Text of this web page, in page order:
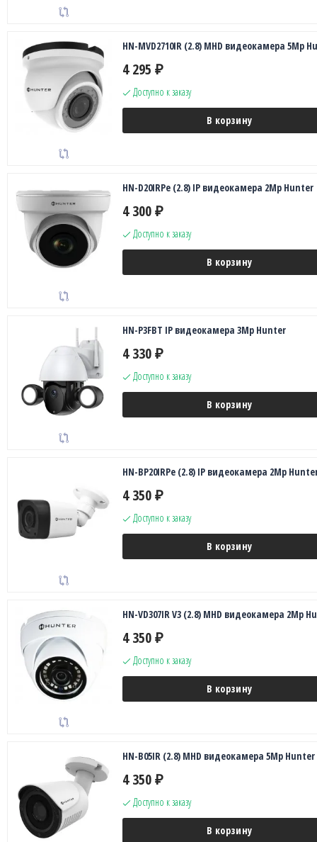
HN-MVD2710IR (2.8) MHD видеокамера 5Mp
4 295 ₽
Доступно к заказу
В корзину
HN-D20IRPe (2.8) IP видеокамера 2Mp Hunter
4 300 ₽
Доступно к заказу
В корзину
HN-P3FBT IP видеокамера 3Mp Hunter
4 330 ₽
Доступно к заказу
В корзину
HN-BP20IRPe (2.8) IP видеокамера 2Mp
4 350 ₽
Доступно к заказу
В корзину
HN-VD307IR V3 (2.8) MHD видеокамера 2Mp
4 350 ₽
Доступно к заказу
В корзину
HN-B05IR (2.8) MHD видеокамера 5Mp Hunter
4 350 ₽
Доступно к заказу
В корзину